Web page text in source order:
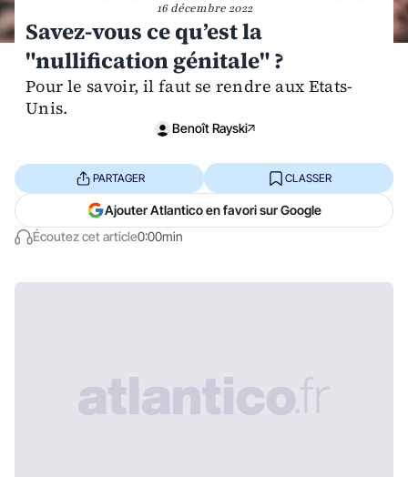
16 décembre 2022
Savez-vous ce qu’est la
"nullification génitale" ?
Pour le savoir, il faut se rendre aux Etats-
Unis.
Benoît Rayski
Écoutez cet article0:00min
PARTAGER CLASSER
Ajouter Atlantico en favori sur Google